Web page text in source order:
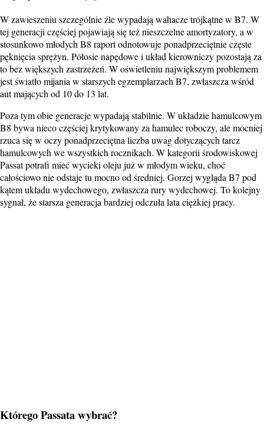
W zawieszeniu szczególnie źle wypadają wahacze trójkątne w B7. W
tej generacji częściej pojawiają się też nieszczelne amortyzatory, a w
stosunkowo młodych B8 raport odnotowuje ponadprzeciętnie częste
pęknięcia sprężyn. Półosie napędowe i układ kierowniczy pozostają za
to bez większych zastrzeżeń. W oświetleniu największym problemem
jest światło mijania w starszych egzemplarzach B7, zwłaszcza wśród
aut mających od 10 do 13 lat.
Poza tym obie generacje wypadają stabilnie. W układzie hamulcowym
B8 bywa nieco częściej krytykowany za hamulec roboczy, ale mocniej
rzuca się w oczy ponadprzeciętna liczba uwag dotyczących tarcz
hamulcowych we wszystkich rocznikach. W kategorii środowiskowej
Passat potrafi mieć wycieki oleju już w młodym wieku, choć
całościowo nie odstaje tu mocno od średniej. Gorzej wygląda B7 pod
kątem układu wydechowego, zwłaszcza rury wydechowej. To kolejny
sygnał, że starsza generacja bardziej odczuła lata ciężkiej pracy.
Którego Passata wybrać?